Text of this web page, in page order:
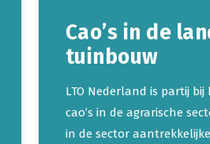
Cao’s in de
tuinbouw
LTO Nederland is partij
cao’s in de agrarische
in de sector